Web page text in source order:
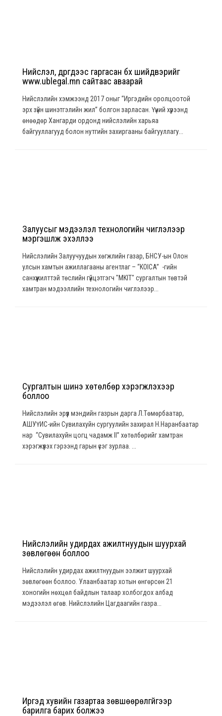
Нийслэл, дүүргүүдээс гаргасан бүх шийдвэрийг
www.ublegal.mn сайтаас аваарай
Нийслэлийн хэмжээнд 2017 оныг “Иргэдийн оролцоотой
эрх зүйн шинэтгэлийн жил” болгон зарласан. Үүний хүрээнд
өнөөдөр Хангарди ордонд нийслэлийн харьяа
байгууллагууд болон нутгийн захиргааны байгууллагу...
Залуусыг мэдээлэл технологийн чиглэлээр
мэргэшүүлж эхэллээ
Нийслэлийн Залуучуудын хөгжлийн газар, БНСУ-ын Олон
улсын хамтын ажиллагааны агентлаг – “KOICA” -гийн
санхүүжилттэй төслийн гүйцэтгэгч "MKIT" сургалтын төвтэй
хамтран мэдээллийн технологийн чиглэлээр...
Сургалтын шинэ хөтөлбөр хэрэгжүүлэхээр
боллоо
Нийслэлийн эрүүл мэндийн газрын дарга Л.Төмөрбаатар,
АШУҮИС-ийн Сувилахуйн сургуулийн захирал Н.Наранбаатар
нар “Сувилахуйн цогц чадамж II” хөтөлбөрийг хамтран
хэрэгжүүлэх гэрээнд гарын үсэг зурлаа. ...
Нийслэлийн удирдах ажилтнуудын шуурхай
зөвлөгөөн боллоо
Нийслэлийн удирдах ажилтнуудын ээлжит шуурхай
зөвлөгөөн боллоо. Улаанбаатар хотын өнгөрсөн 21
хоногийн нөхцөл байдлын талаар холбогдох албад
мэдээлэл өгөв. Нийслэлийн Цагдаагийн газра...
Иргэд хувийн газартаа зөвшөөрөлгүйгээр
барилга барих болжээ